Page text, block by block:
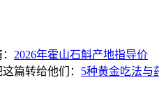
2026年霍山石斛产地指导价
篇转给他们： 5种黄金吃法与